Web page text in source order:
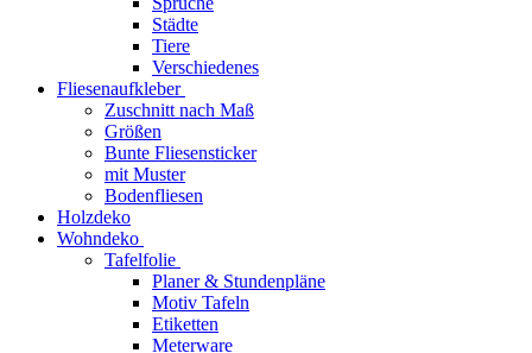
Städte
Tiere
Verschiedenes
Fliesenaufkleber
Zuschnitt nach Maß
Größen
Bunte Fliesensticker
mit Muster
Bodenfliesen
Holzdeko
Wohndeko
Tafelfolie
Planer & Stundenpläne
Motiv Tafeln
Etiketten
Meterware